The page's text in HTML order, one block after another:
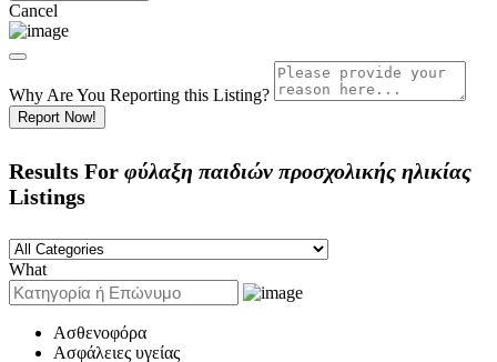
Cancel
Why Are You Reporting this Listing?
Report Now!
Results For φύλαξη παιδιών προσχολικής ηλικίας
Listings
What
Ασθενοφόρα
Ασφάλειες υγείας